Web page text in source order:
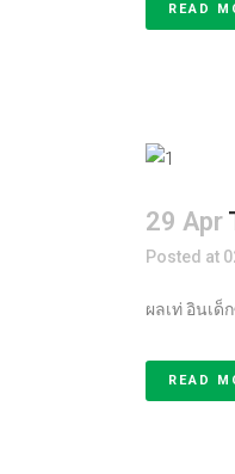
READ
29 Apr
Posted at
ผลเท่ อินเด็
READ